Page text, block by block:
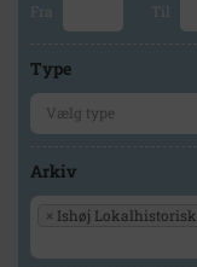
Fra Til
Type
Arkiv
× Ishøj